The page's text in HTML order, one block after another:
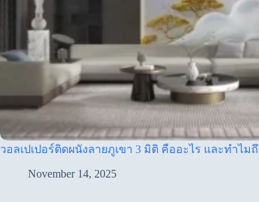
วอลเปเปอร์ติดผนังลายภูเขา 3 มิติ คืออะไร และทำไม
November 14, 2025